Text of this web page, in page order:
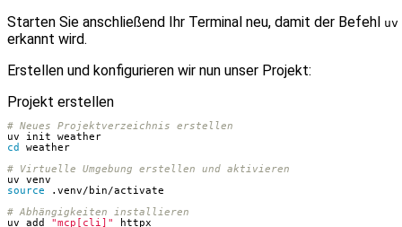
Starten Sie anschließend Ihr Terminal neu, damit der Befehl uv
erkannt wird.
Erstellen und konfigurieren wir nun unser Projekt:
Projekt erstellen
# Neues Projektverzeichnis erstellen
cd
# Virtuelle Umgebung erstellen und aktivieren
source
# Abhängigkeiten installieren
uv add "mcp[cli]"